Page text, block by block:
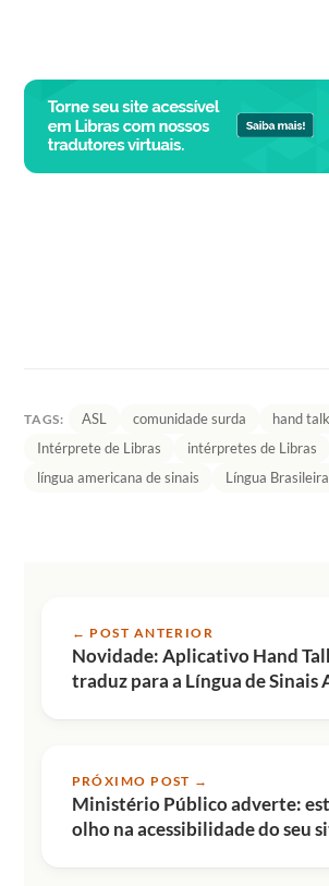
TAGS: ASL comunidade surda hand talk
Intérprete de Libras
intérpretes de Libras
língua americana de sinais
Língua
← POST ANTERIOR
Novidade: Aplicativo Hand
traduz para a Língua de Sinais
PRÓXIMO POST →
Ministério Público adverte:
olho na acessibilidade do seu